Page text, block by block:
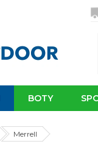
BOTY
Merrell